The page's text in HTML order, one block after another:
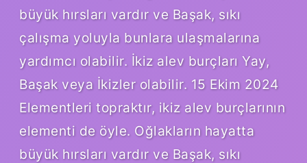
büyük hırsları vardır ve Başak, sıkı
çalışma yoluyla bunlara ulaşmalarına
yardımcı olabilir. İkiz alev burçları Yay,
Başak veya İkizler olabilir. 15 Ekim 2024
Elementleri topraktır, ikiz alev burçlarının
elementi de öyle. Oğlakların hayatta
büyük hırsları vardır ve Başak, sıkı